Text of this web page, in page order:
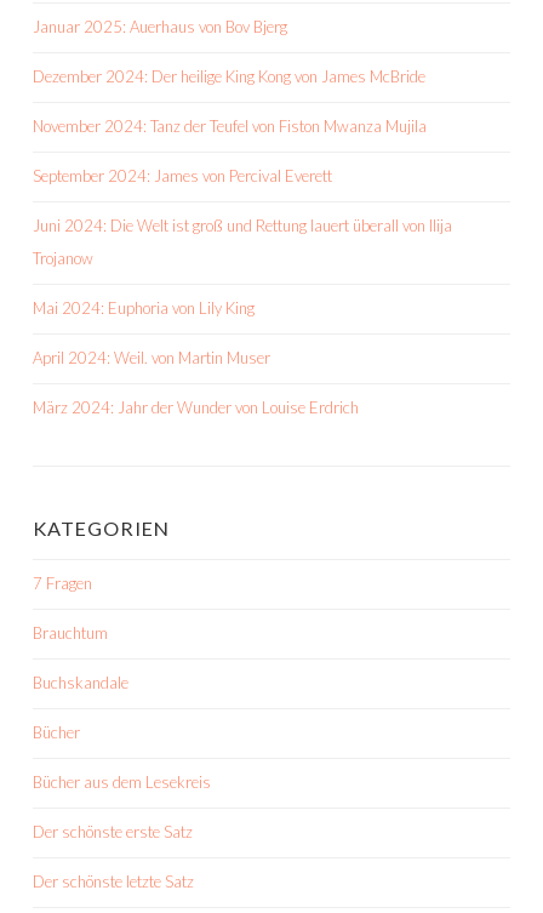
Januar 2025: Auerhaus von Bov Bjerg
Dezember 2024: Der heilige King Kong von James McBride
November 2024: Tanz der Teufel von Fiston Mwanza Mujila
September 2024: James von Percival Everett
Juni 2024: Die Welt ist groß und Rettung lauert überall von Ilija
Trojanow
Mai 2024: Euphoria von Lily King
April 2024: Weil. von Martin Muser
März 2024: Jahr der Wunder von Louise Erdrich
KATEGORIEN
7 Fragen
Brauchtum
Buchskandale
Bücher
Bücher aus dem Lesekreis
Der schönste erste Satz
Der schönste letzte Satz